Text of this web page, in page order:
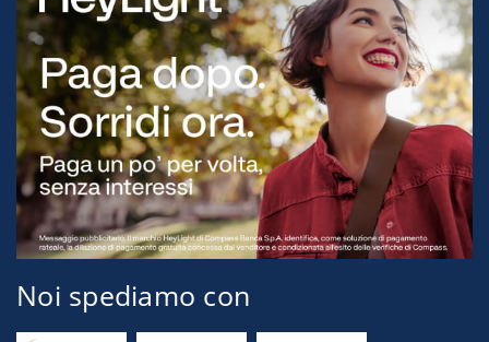
Noi spediamo con